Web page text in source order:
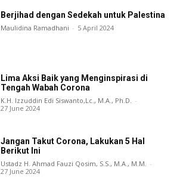
Berjihad dengan Sedekah untuk Palestina
Maulidina Ramadhani - 5 April 2024
Lima Aksi Baik yang Menginspirasi di
Tengah Wabah Corona
K.H. Izzuddin Edi Siswanto,Lc., M.A., Ph.D. -
27 June 2024
Jangan Takut Corona, Lakukan 5 Hal
Berikut Ini
Ustadz H. Ahmad Fauzi Qosim, S.S., M.A., M.M. -
27 June 2024